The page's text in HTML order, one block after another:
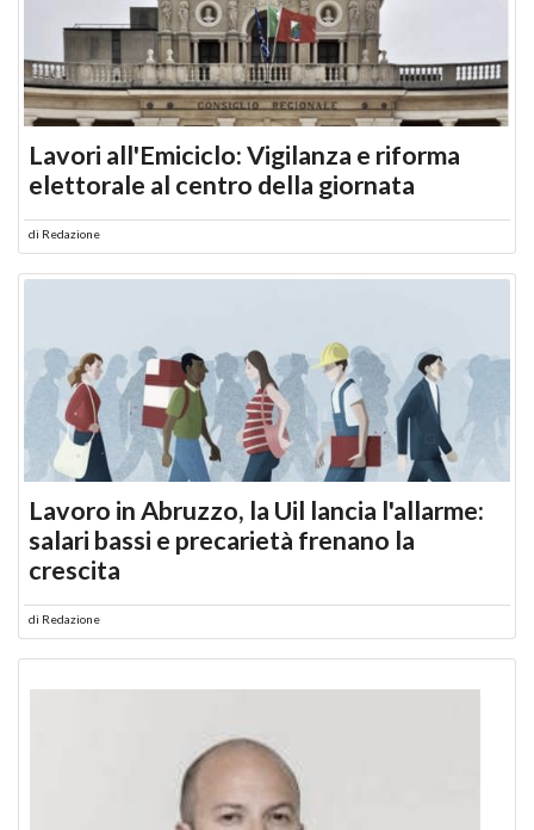
Lavori all'Emiciclo: Vigilanza e riforma
elettorale al centro della giornata
di Redazione
Lavoro in Abruzzo, la Uil lancia l'allarme:
salari bassi e precarietà frenano la
crescita
di Redazione